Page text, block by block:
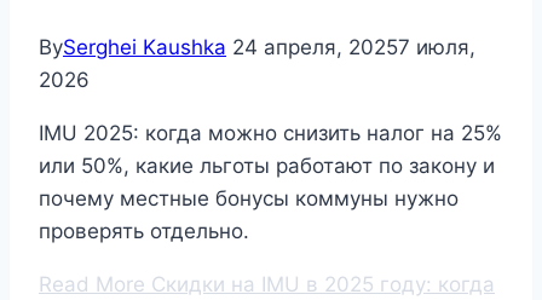
BySerghei Kaushka 24 апреля, 20257 июля,
2026
IMU 2025: когда можно снизить налог на 25%
или 50%, какие льготы работают по закону и
почему местные бонусы коммуны нужно
проверять отдельно.
Read More Скидки на IMU в 2025 году: когда